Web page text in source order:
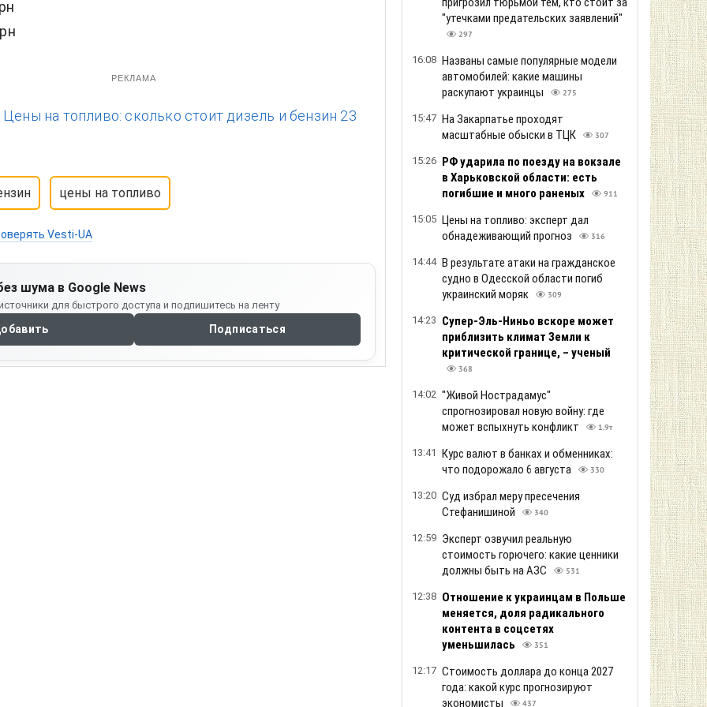
РЕКЛАМА
Цены на топливо: сколько стоит дизель и бензин 23
цены на топливо
Vesti-UA
шума в Google News
для быстрого доступа и подпишитесь на ленту
Подписаться
"утечками предательских заявлений"
297
16:08 Названы самые популярные модели
автомобилей: какие машины
раскупают украинцы
275
15:47 На Закарпатье проходят
масштабные обыски в ТЦК
307
15:26 РФ ударила по поезду на вокзале
в Харьковской области: есть
погибшие и много раненых
911
15:05 Цены на топливо: эксперт дал
обнадеживающий прогноз
316
14:44 В результате атаки на гражданское
судно в Одесской области погиб
украинский моряк
309
14:23 Супер-Эль-Ниньо вскоре может
приблизить климат Земли к
критической границе, – ученый
368
14:02 "Живой Нострадамус"
спрогнозировал новую войну: где
может вспыхнуть конфликт
1.9т
13:41 Курс валют в банках и обменниках:
что подорожало 6 августа
330
13:20 Суд избрал меру пресечения
Стефанишиной
340
12:59 Эксперт озвучил реальную
стоимость горючего: какие ценники
должны быть на АЗС
531
12:38 Отношение к украинцам в Польше
меняется, доля радикального
контента в соцсетях
уменьшилась
351
12:17 Стоимость доллара до конца 2027
года: какой курс прогнозируют
экономисты
437